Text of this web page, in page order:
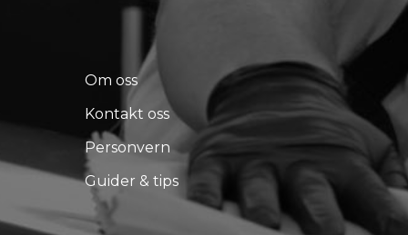
Om oss
Kontakt oss
Personvern
Guider & tips